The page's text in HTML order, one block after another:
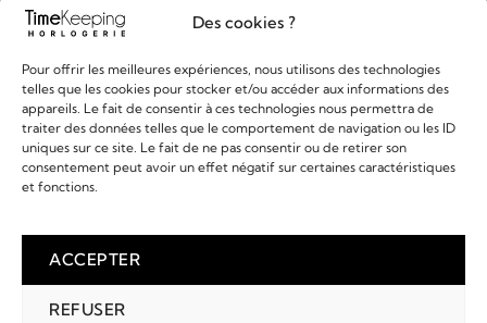
Des cookies ?
Pour offrir les meilleures expériences, nous utilisons des technologies
telles que les cookies pour stocker et/ou accéder aux informations des
appareils. Le fait de consentir à ces technologies nous permettra de
traiter des données telles que le comportement de navigation ou les ID
uniques sur ce site. Le fait de ne pas consentir ou de retirer son
consentement peut avoir un effet négatif sur certaines caractéristiques
et fonctions.
ACCEPTER
REFUSER
02 31 47 49 97
contact@timekeeping.fr
Liens utiles
2026 © TIMEKEEPING - Réalisé par